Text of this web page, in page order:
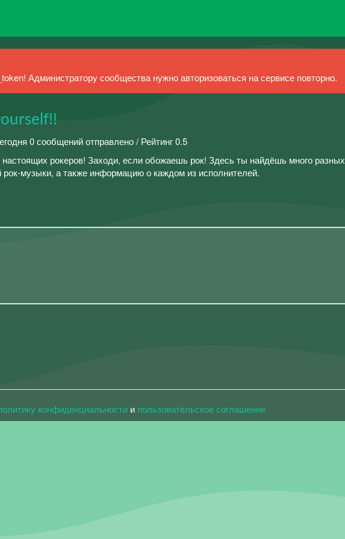
Администратору сообщества нужно авторизоваться на сервисе повторно.
0 сообщений отправлено / Рейтинг 0.5
рокеров! Заходи, если обожаешь рок! Здесь ты найдёшь много разных
рок-музыки, а также информацию о каждом из исполнителей.
конфиденциальности и пользовательское соглашение